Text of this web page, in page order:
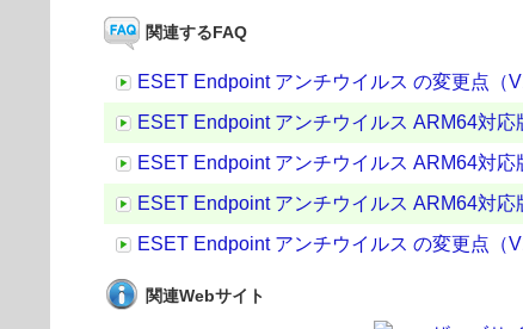
関連するFAQ
ESET Endpoint アンチウイルス の変更点（
ESET Endpoint アンチウイルス ARM64対
ESET Endpoint アンチウイルス ARM64対
ESET Endpoint アンチウイルス ARM64対
ESET Endpoint アンチウイルス の変更点（
関連Webサイト